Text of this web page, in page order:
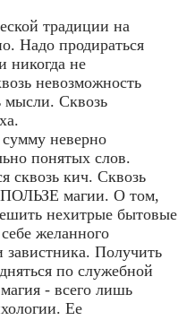
традиции на
Надо продираться
никогда не
невозможность
мысли. Сквозь
неверно
понятых слов.
сквозь кич. Сквозь
ПОЛЬЗЕ магии. О том,
нехитрые бытовые
желанного
завистника. Получить
по служебной
- всего лишь
Ее